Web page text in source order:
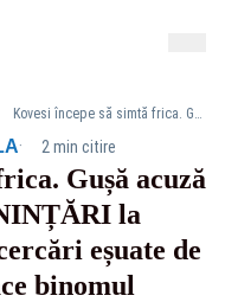
Kovesi începe să simtă frica. Gușă acuză un derapaj grav: AMENINȚĂRI la adresa familiei sale - încercări eșuate de intimidare. Ce jocuri face binomul Coldea-Kovesi?
· 2 min citire
Gușă acuză
la
eșuate de
binomul